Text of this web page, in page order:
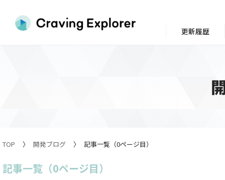
TOP 開発ブログ 記事一覧（0ページ目）
記事一覧（0ページ目）
更新履歴